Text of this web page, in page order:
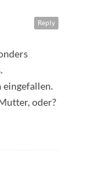
Reply
eingefallen.
oder?